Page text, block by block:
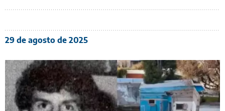
29 de agosto de 2025